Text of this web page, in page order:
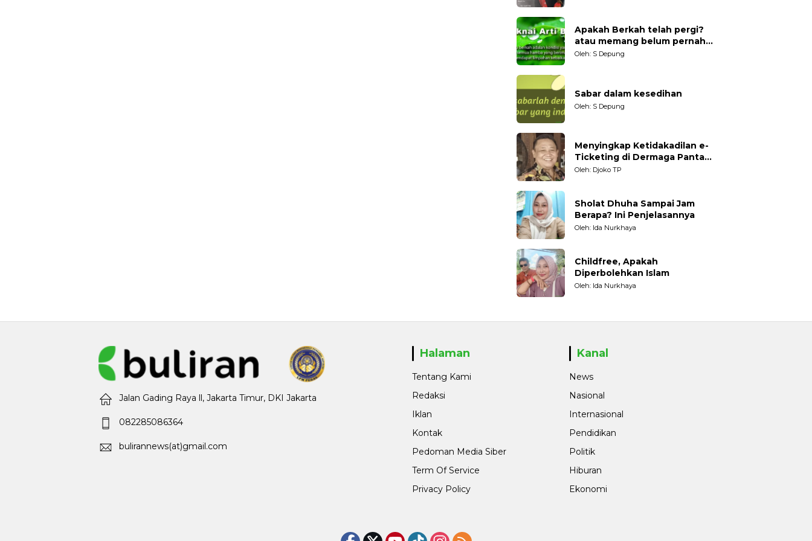
Apakah Berkah telah pergi?
atau memang belum pernah
datang?
Oleh: S Depung
Sabar dalam kesedihan
Oleh: S Depung
Menyingkap Ketidakadilan e-
Ticketing di Dermaga Pantai
Kartini Jepara, terhadap
Oleh: Djoko TP
Sholat Dhuha Sampai Jam
Berapa? Ini Penjelasannya
Oleh: Ida Nurkhaya
Childfree, Apakah
Diperbolehkan Islam
Oleh: Ida Nurkhaya
Jalan Gading Raya ll, Jakarta Timur, DKI Jakarta
082285086364
bulirannews(at)gmail.com
Halaman
Tentang Kami
Redaksi
Iklan
Kontak
Pedoman Media Siber
Term Of Service
Privacy Policy
Kanal
News
Nasional
Internasional
Pendidikan
Politik
Hiburan
Ekonomi